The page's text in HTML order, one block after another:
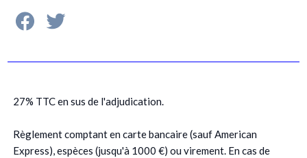
27% TTC en sus de l'adjudication.
Règlement comptant en carte bancaire (sauf American
Express), espèces (jusqu'à 1000 €) ou virement. En cas de